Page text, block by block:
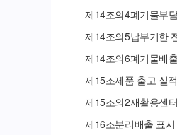
제14조의4폐기물부
제14조의5납부기한
제14조의6폐기물배
제15조제품 출고 실
제15조의2재활용센
제16조분리배출 표